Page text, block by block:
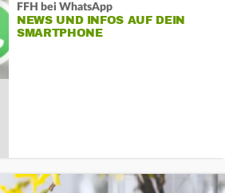
FFH bei WhatsApp
NEWS UND INFOS AUF DEIN
SMARTPHONE